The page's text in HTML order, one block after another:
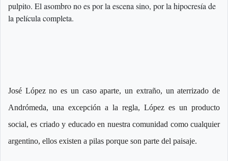
pulpito. El asombro no es por la escena sino, por la hipocresía de
la película completa.
José López no es un caso aparte, un extraño, un aterrizado de
Andrómeda, una excepción a la regla, López es un producto
social, es criado y educado en nuestra comunidad como cualquier
argentino, ellos existen a pilas porque son parte del paisaje.